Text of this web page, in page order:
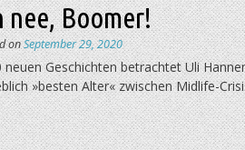
nee, Boomer!
onSeptember 29, 2020
neuen Geschichten betrachtet Uli
»besten Alter« zwischen Midlife-